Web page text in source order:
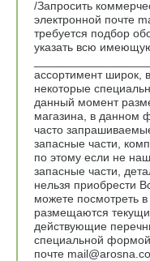
/Запросить
электронной почте
требуется подбор
указать всю
ассортимент широк,
некоторые
данный момент
магазина, в данном
часто
запасные части,
по этому если не
запасные части,
нельзя приобрести
можете посмотреть
размещаются
действующие
специальной формой
почте